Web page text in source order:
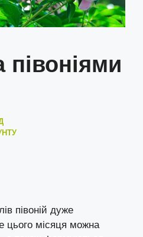
півоніями
півоній дуже
місяця можна